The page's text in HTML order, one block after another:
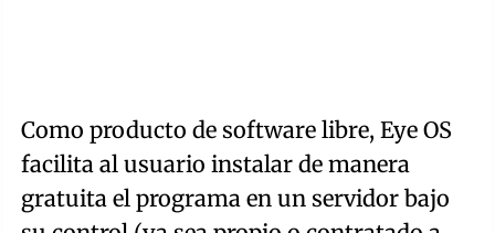
Como producto de software libre, Eye OS
facilita al usuario instalar de manera
gratuita el programa en un servidor bajo